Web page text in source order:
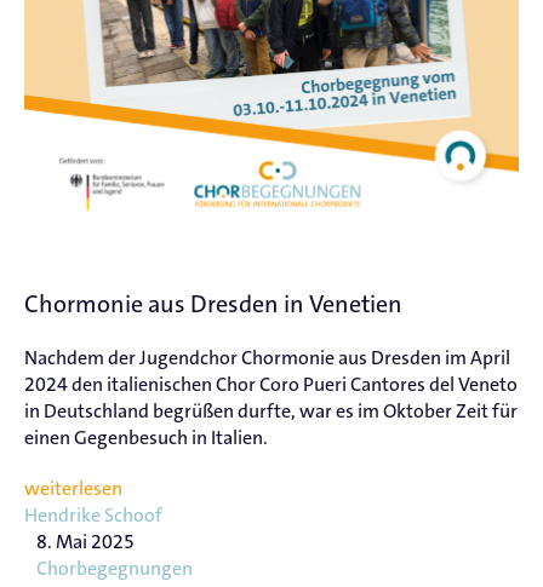
Chormonie aus Dresden in Venetien
Nachdem der Jugendchor Chormonie aus Dresden im April
2024 den italienischen Chor Coro Pueri Cantores del Veneto
in Deutschland begrüßen durfte, war es im Oktober Zeit für
einen Gegenbesuch in Italien.
weiterlesen
Hendrike Schoof
8. Mai 2025
Chorbegegnungen